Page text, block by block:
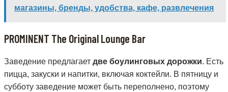
магазины, бренды, удобства, кафе, развлечения
PROMINENT The Original Lounge Bar
Заведение предлагает две боулинговых дорожки. Есть
пицца, закуски и напитки, включая коктейли. В пятницу и
субботу заведение может быть переполнено, поэтому